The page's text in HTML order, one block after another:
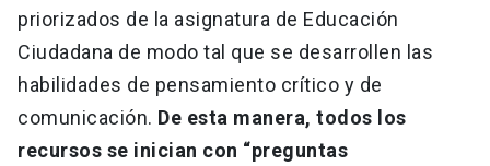
priorizados de la asignatura de Educación
Ciudadana de modo tal que se desarrollen las
habilidades de pensamiento crítico y de
comunicación. De esta manera, todos los
recursos se inician con “preguntas